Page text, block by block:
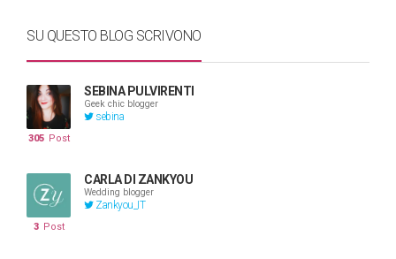
SU QUESTO BLOG SCRIVONO
SEBINA PULVIRENTI
Geek chic blogger
sebina
305 Post
CARLA DI ZANKYOU
Wedding blogger
Zankyou_IT
3 Post